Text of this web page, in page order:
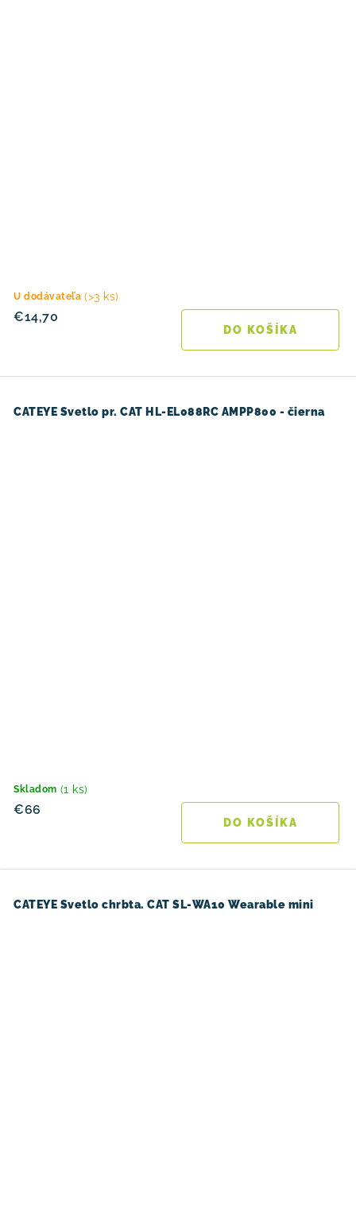
U dodávateľa (>3 ks)
€14,70
DO KOŠÍKA
CATEYE Svetlo pr. CAT HL-EL088RC AMPP800 - čierna
Skladom (1 ks)
€66
DO KOŠÍKA
CATEYE Svetlo chrbta. CAT SL-WA10 Wearable mini